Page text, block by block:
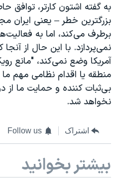
به گفته اشتون کارتر، توافق
بزرگترین خطر – یعنی ایران
برطرف می‌کند، اما به
نمی‌پردازد. با این حال از
آمریکا وضع نمی‌کند، "مانع
منطقه یا اقدام نظامی مهم
بی‌ثبات کننده و حمایت ما از
نخواهد شد.
اشتراک Follow us
بیشتر بخوانید